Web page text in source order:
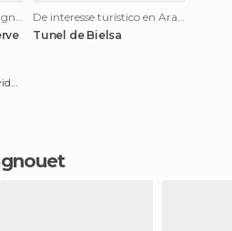
Reservas Naturais en Aragnouet
De interesse turístico en Aragnouet
Tunel de Bielsa